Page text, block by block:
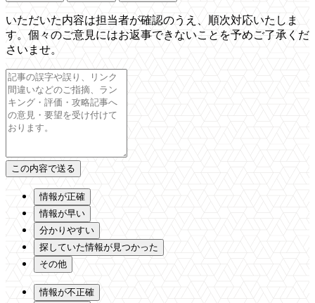
いただいた内容は担当者が確認のうえ、順次対応いたしま
す。個々のご意見にはお返事できないことを予めご了承くだ
さいませ。
情報が正確
情報が早い
分かりやすい
探していた情報が見つかった
その他
情報が不正確